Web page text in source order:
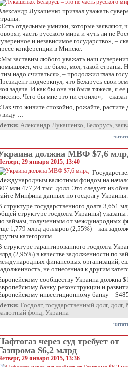
Лукашенко призвал уважать
отдельные умники, которые заявляют,
часть русского мира и чуть ли не
и независимое государство», –
конференции в Минске.
заставим любого уважать наш
что не было, мол, такой страны.
надо считаться», – продолжил глава
подчеркнул, что Беларусь свои
задача. И как бы она ни была тяжела, я
Чего бы мне это ни стоило», –
что живите спокойно, рожайте,
виду …
Александр Лукашенко, Белорусь,
должна МВФ $7,6
29 января 2015, 13:40
валютным фондом на начало
млн 477,24 тыс. долл. Это следует из
Минфина данных по госдолгу Украины.
структуре государственного долга 3,651
структуре госдолга Украины) указаны
займам, полученным от международных
1,779 млрд долларов (2,55%) – как
категориям.
структуре гарантированного госдолга
(2,95%) в качестве задолженности по
финансовых организаций,
не отнесенная к другим
сообществу Украина должна
банку реконструкции и
инвестиционному банку –
Госдолг, государственный долг, долг,
фонд, Украина
через суд требует от
$6,2 млрд
29 января 2015, 13:36